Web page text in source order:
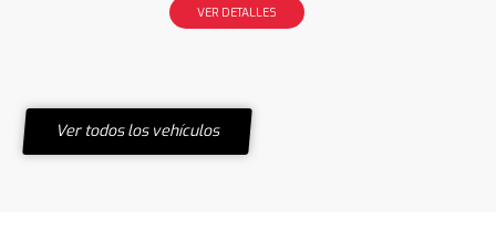
VER DETALLES
Ver todos los vehículos